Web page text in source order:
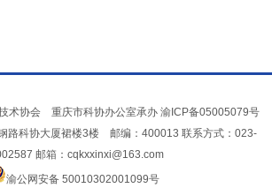
术协会 重庆市科协办公室承办 渝ICP备05005079号
路科协大厦裙楼3楼 邮编：400013 联系方式：023-
邮箱：cqkxxinxi@163.com
渝公网安备 50010302001099号